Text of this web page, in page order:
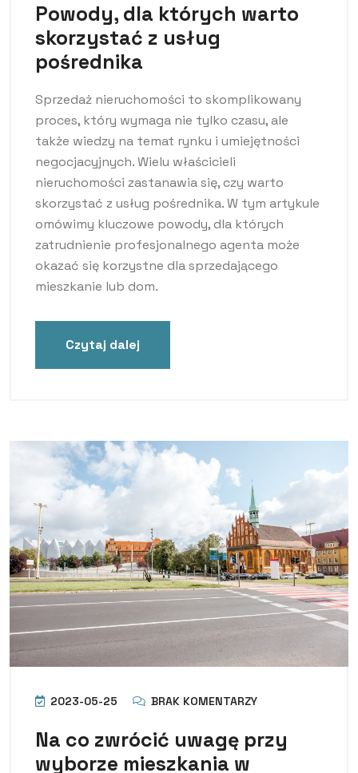
Powody, dla których warto
skorzystać z usług
pośrednika
Sprzedaż nieruchomości to skomplikowany
proces, który wymaga nie tylko czasu, ale
także wiedzy na temat rynku i umiejętności
negocjacyjnych. Wielu właścicieli
nieruchomości zastanawia się, czy warto
skorzystać z usług pośrednika. W tym artykule
omówimy kluczowe powody, dla których
zatrudnienie profesjonalnego agenta może
okazać się korzystne dla sprzedającego
mieszkanie lub dom.
Czytaj dalej
2023-05-25 BRAK KOMENTARZY
Na co zwrócić uwagę przy
wyborze mieszkania w